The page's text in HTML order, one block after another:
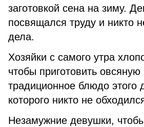
заготовкой сена на зиму.
посвящался труду и никто
дела.
Хозяйки с самого утра
чтобы приготовить
традиционное блюдо этого
которого никто не
Незамужние девушки,